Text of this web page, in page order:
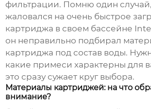
фильтрации. Помню один
жаловался на очень быстрое
картриджа в своем бассейне
он неправильно подбирал
картриджа под состав воды.
какие примеси характерны для
это сразу сужает круг выбора.
Материалы картриджей: на что
внимание?